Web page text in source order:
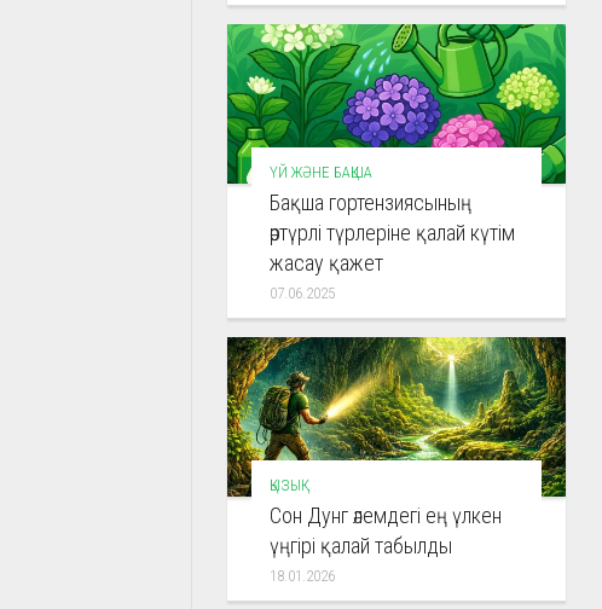
ҮЙ ЖӘНЕ БАҚША
Бақша гортензиясының
әртүрлі түрлеріне қалай күтім
жасау қажет
07.06.2025
ҚЫЗЫҚ
Сон Дунг әлемдегі ең үлкен
үңгірі қалай табылды
18.01.2026